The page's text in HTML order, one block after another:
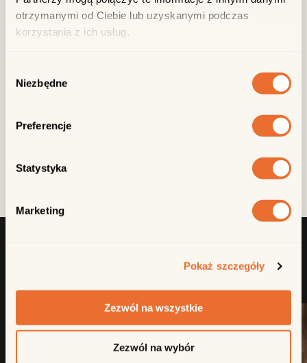
otrzymanymi od Ciebie lub uzyskanymi podczas
korzystania z ich usług.
zgody
Niezbędne
Preferencje
Statystyka
Marketing
Pokaż szczegóły
Zezwól na wszystkie
Zezwól na wybór
WYŚLIJ ZNAJOMYM